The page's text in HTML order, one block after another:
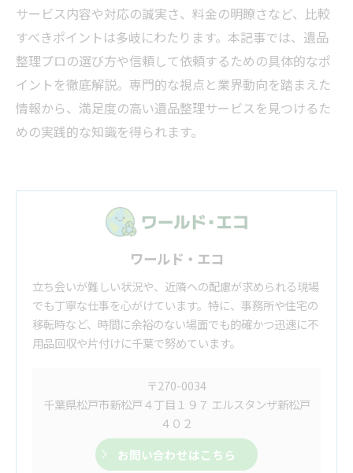
サービス内容や対応の誠実さ、料金の明瞭さなど、比較
すべきポイントは多岐にわたります。本記事では、遺品
整理プロの選び方や信頼して依頼するための具体的なポ
イントを徹底解説。専門的な視点と業界動向を踏まえた
情報から、満足度の高い遺品整理サービスを見つけるた
めの実践的な知識を得られます。
ワールド・エコ
立ち会いが難しい状況や、近隣への配慮が求められる現場
でも丁寧な仕事を心がけています。特に、事務所や住宅の
移転時など、時間に余裕のない場面でも的確かつ迅速に不
用品回収や片付けに千葉で努めています。
〒270-0034
千葉県松戸市新松戸４丁目１９７ エルスタンザ新松戸
４０２
お問い合わせはこちら